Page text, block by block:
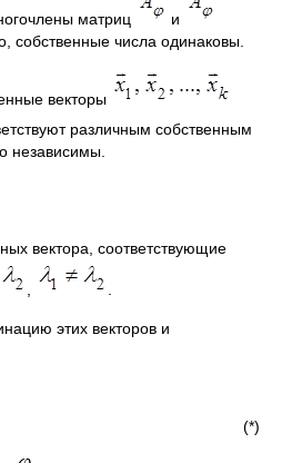
матриц
и
собственные числа одинаковы.
векторы
различным собственным
независимы.
вектора, соответствующие
этих векторов и
. (*)